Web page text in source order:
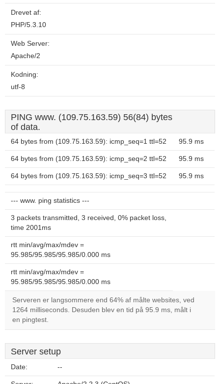
Drevet af:
PHP/5.3.10
Web Server:
Apache/2
Kodning:
utf-8
PING www. (109.75.163.59) 56(84) bytes
of data.
64 bytes from (109.75.163.59): icmp_seq=1 ttl=52 95.9 ms
64 bytes from (109.75.163.59): icmp_seq=2 ttl=52 95.9 ms
64 bytes from (109.75.163.59): icmp_seq=3 ttl=52 95.9 ms
--- www. ping statistics ---
3 packets transmitted, 3 received, 0% packet loss,
time 2001ms
rtt min/avg/max/mdev =
95.985/95.985/95.985/0.000 ms
rtt min/avg/max/mdev =
95.985/95.985/95.985/0.000 ms
Serveren er langsommere end 64% af målte websites, ved
1264 milliseconds. Desuden blev en tid på 95.9 ms, målt i
en pingtest.
Server setup
Date: --